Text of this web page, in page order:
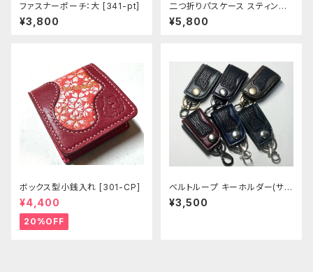
ファスナーポーチ：大 [341-pt]
¥3,800
二つ折りパスケース スティング
レイ [448]
¥5,800
ボックス型小銭入れ [301-CP]
¥4,400
20%OFF
ベルトループ キーホルダー(サメ
革) 全6色 [437-442]
¥3,500